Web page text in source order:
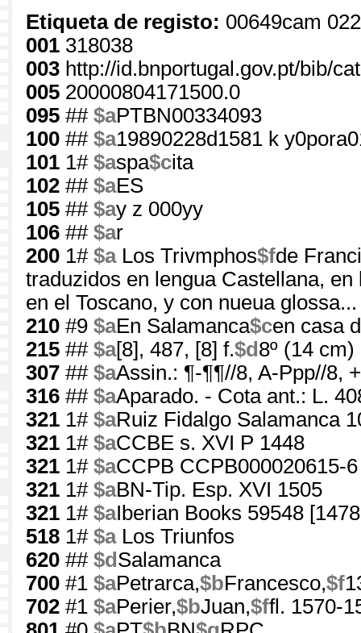
Etiqueta de registo: 00649cam
001 318038
003 http://id.bnportugal.gov.pt/bib/
005 20000804171500.0
095 ## $aPTBN00334093
100 ## $a19890228d1581 k
101 1# $aspa$cita
102 ## $aES
105 ## $ay z 000yy
106 ## $ar
200 1# $aLos Trivmphos$fde
traduzidos en lengua Castellana,
en el Toscano, y con nueua glossa...
210 #9 $aEn Salamanca$cen casa
215 ## $a[8], 487, [8] f.$d 8º (14 cm)
307 ## $aAssin.: ¶-¶¶//8, A-Ppp//8,
316 ## $aAparado. - Cota ant.: L.
321 1# $aRuiz Fidalgo Salamanca
321 1# $aCCBE s. XVI P 1448
321 1# $aCCPB CCPB000020615-6
321 1# $aBN-Tip. Esp. XVI 1505
321 1# $aIberian Books 59548
518 1# $aLos Triunfos
620 ## $d Salamanca
700 #1 $aPetrarca,$bFrancesco,$f
702 #1 $aPerier,$bJuan,$ffl. 1570-